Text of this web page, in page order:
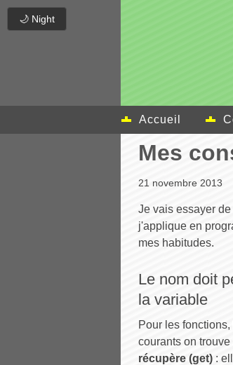
🌙 Night
Accueil
Mes
21 novembre 2013
Je vais essayer
j'applique en
mes habitudes.
Le nom doit
la variable
Pour les
courants on trouve
récupère (get) :